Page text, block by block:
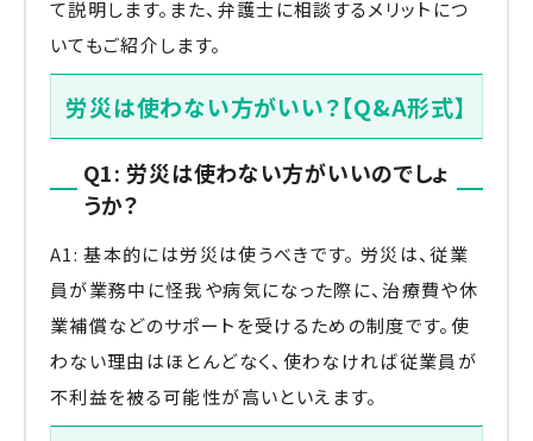
て説明します。また、弁護士に相談するメリットにつ
いてもご紹介します。
労災は使わない方がいい？【Q&A形式】
Q1: 労災は使わない方がいいのでしょ
うか？
A1: 基本的には労災は使うべきです。 労災は、従業
員が業務中に怪我や病気になった際に、治療費や休
業補償などのサポートを受けるための制度です。使
わない理由はほとんどなく、使わなければ従業員が
不利益を被る可能性が高いといえます。